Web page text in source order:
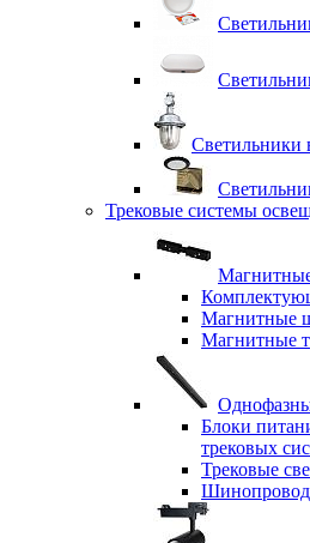
Светильники
Трековые системы
Магнитные
Магнитные
Блоки
трековых
Трековые